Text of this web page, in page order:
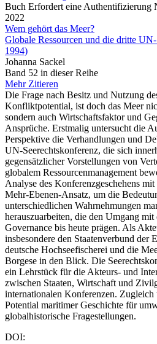
Buch Erfordert eine Authentifizierung
2022
Wem gehört das Meer?
Globale Ressourcen und die dritte
1994)
Johanna Sackel
Band 52 in dieser Reihe
Mehr Zitieren
Die Frage nach Besitz und Nutzung
Konfliktpotential, ist doch das Meer
sondern auch Wirtschaftsfaktor und
Ansprüche. Erstmalig untersucht die
Perspektive die Verhandlungen und
UN-Seerechtskonferenz, die sich
gegensätzlicher Vorstellungen von
globalem Ressourcenmanagement
Analyse des Konferenzgeschehens
Mehr-Ebenen-Ansatz, um die
unterschiedlichen Wahrnehmungen
herauszuarbeiten, die den Umgang
Governance bis heute prägen. Als
insbesondere den Staatenverbund der
deutsche Hochseefischerei und die
Borgese in den Blick. Die
ein Lehrstück für die Akteurs- und
zwischen Staaten, Wirtschaft und
internationalen Konferenzen. Zugleich
Potential maritimer Geschichte für
globalhistorische Fragestellungen.
DOI: